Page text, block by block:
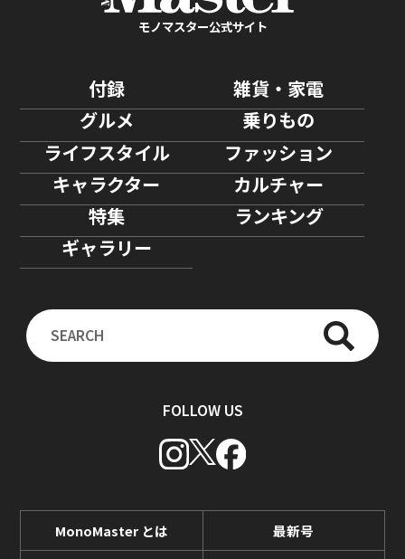
モノマスター公式サイト
付録
雑貨・家電
グルメ
乗りもの
ライフスタイル
ファッション
キャラクター
カルチャー
特集
ランキング
ギャラリー
FOLLOW US
MonoMaster とは 最新号